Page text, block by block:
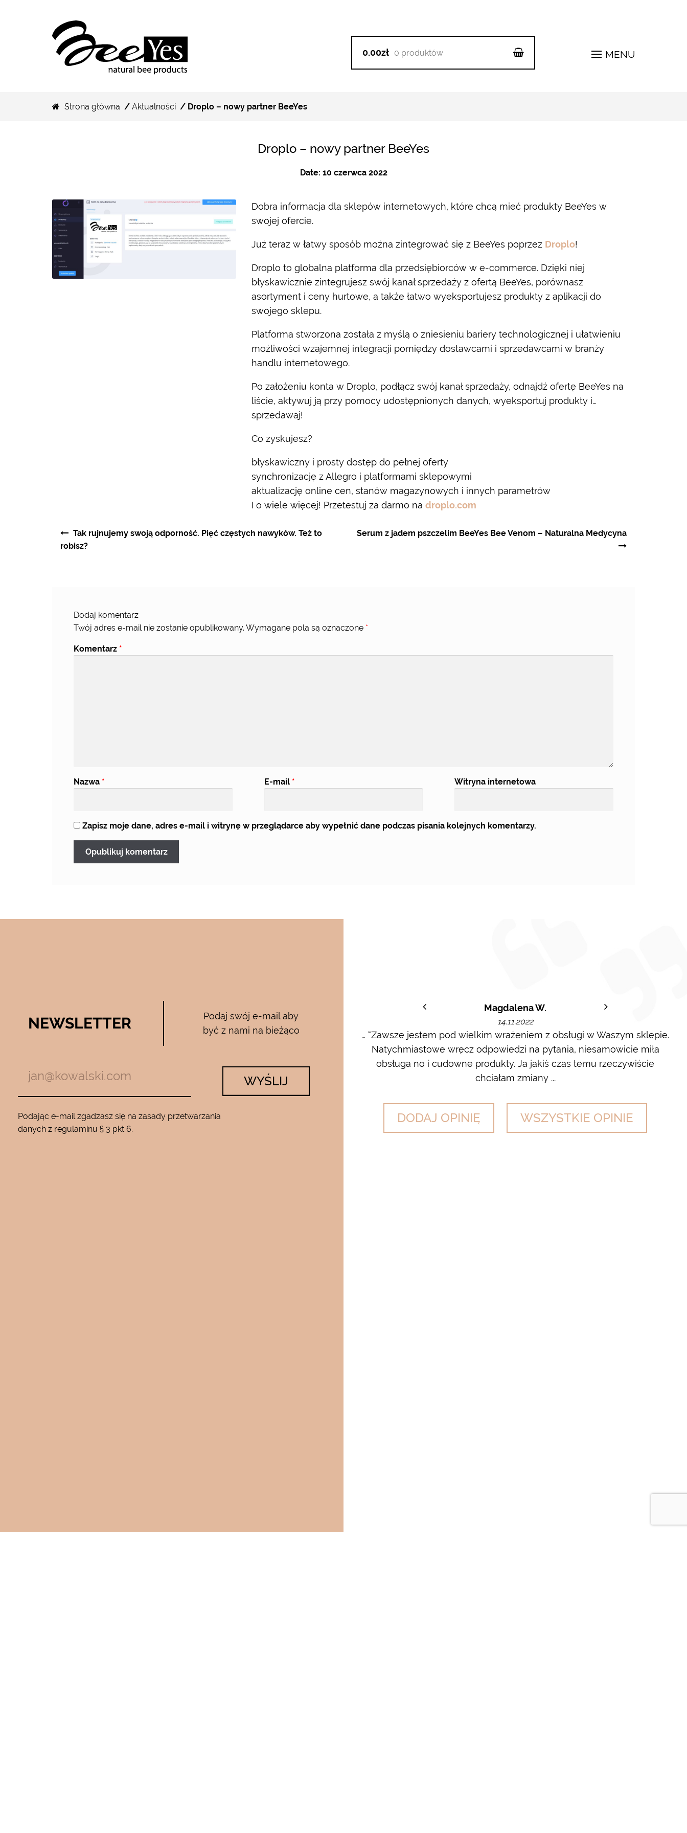
0.00zł 0 produktów MENU
Strona główna / Aktualności/ Droplo – nowy partner BeeYes
Droplo – nowy partner BeeYes
Date: 10 czerwca 2022
Dobra informacja dla sklepów internetowych, które chcą mieć produkty BeeYes w
swojej ofercie.
Już teraz w łatwy sposób można zintegrować się z BeeYes poprzez Droplo!
Droplo to globalna platforma dla przedsiębiorców w e-commerce. Dzięki niej
błyskawicznie zintegrujesz swój kanał sprzedaży z ofertą BeeYes, porównasz
asortyment i ceny hurtowe, a także łatwo wyeksportujesz produkty z aplikacji do
swojego sklepu.
Platforma stworzona została z myślą o zniesieniu bariery technologicznej i ułatwieniu
możliwości wzajemnej integracji pomiędzy dostawcami i sprzedawcami w branży
handlu internetowego.
Po założeniu konta w Droplo, podłącz swój kanał sprzedaży, odnajdź ofertę BeeYes na
liście, aktywuj ją przy pomocy udostępnionych danych, wyeksportuj produkty i…
sprzedawaj!
Co zyskujesz?
błyskawiczny i prosty dostęp do pełnej oferty
synchronizację z Allegro i platformami sklepowymi
aktualizację online cen, stanów magazynowych i innych parametrów
I o wiele więcej! Przetestuj za darmo na droplo.com
Nawigacja
wpisu
Tak rujnujemy swoją odporność. Pięć częstych nawyków. Też to
robisz?
Serum z jadem pszczelim BeeYes Bee Venom – Naturalna Medycyna
Dodaj komentarz
Twój adres e-mail nie zostanie opublikowany. Wymagane pola są oznaczone *
Komentarz *
Nazwa * E-mail * Witryna internetowa
Zapisz moje dane, adres e-mail i witrynę w przeglądarce aby wypełnić dane podczas pisania kolejnych komentarzy.
NEWSLETTER
Podaj swój e-mail aby
być z nami na bieżąco
WYŚLIJ
Podając e-mail zgadzasz się na zasady przetwarzania
danych z regulaminu § 3 pkt 6.
05.04.2017
Używam całego zestawu ….maski , serum i kremu pod oczy…..od
roku…..Nie zamienię go na żaden inny krem…..dla mnie to strzał w
10…..Mam piękną gładką skórę ….Super na lato….makijaż utrzymuje się ...
Magdalena W.
14.11.2022
… “Zawsze jestem pod wielkim wrażeniem z obsługi w Waszym sklepie.
Natychmiastowe wręcz odpowiedzi na pytania, niesamowicie miła
obsługa no i cudowne produkty. Ja jakiś czas temu rzeczywiście
chciałam zmiany ...
DODAJ OPINIĘ WSZYSTKIE OPINIE